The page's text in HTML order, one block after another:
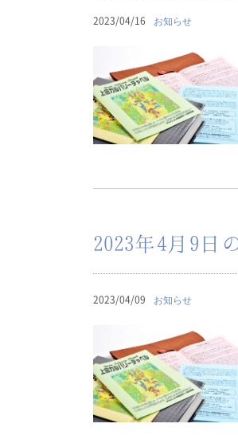
2023/04/16 お知らせ
2023年4月9日
2023/04/09 お知らせ